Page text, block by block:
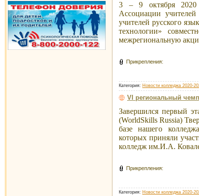
3 – 9 октября 2020
Ассоциации
учителей русского
технологии»
межрегиональную
Прикрепления:
Категория: Новости колледжа 2020-
VI региональный
Завершился первый
(WorldSkills Russia)
базе нашего
которых приняли
колледж им.И.А.
Прикрепления:
Категория: Новости колледжа 2020-